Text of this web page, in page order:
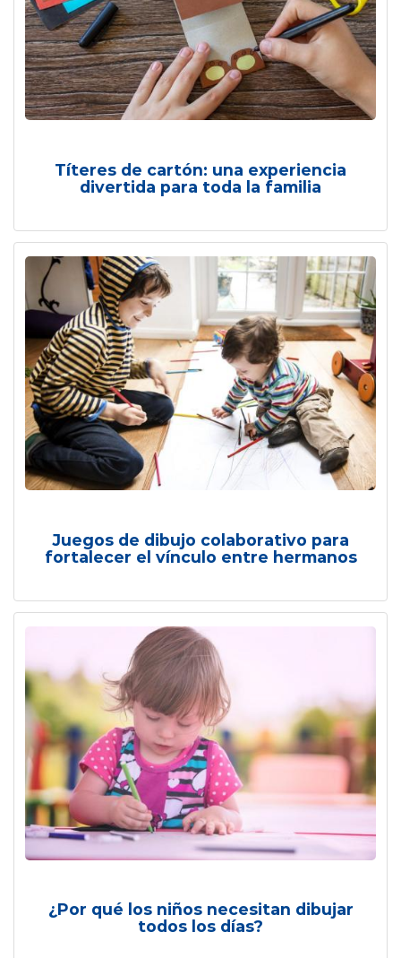
Títeres de cartón: una experiencia
divertida para toda la familia
Juegos de dibujo colaborativo para
fortalecer el vínculo entre hermanos
¿Por qué los niños necesitan dibujar
todos los días?